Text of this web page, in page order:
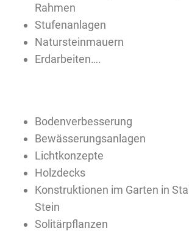
Rahmen
Stufenanlagen
Natursteinmauern
Erdarbeiten….
Bodenverbesserung
Bewässerungsanlagen
Lichtkonzepte
Holzdecks
Konstruktionen im Garten in
Stein
Solitärpflanzen